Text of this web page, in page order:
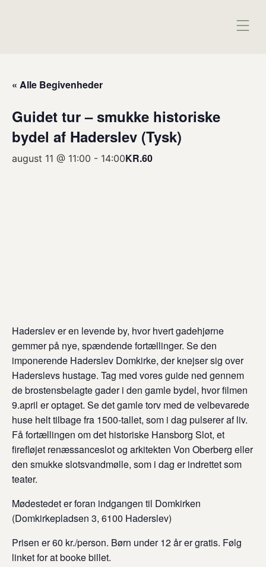
« Alle Begivenheder
Guidet tur – smukke historiske
bydel af Haderslev (Tysk)
august 11 @ 11:00 - 14:00KR.60
Haderslev er en levende by, hvor hvert gadehjørne
gemmer på nye, spændende fortællinger. Se den
imponerende Haderslev Domkirke, der knejser sig over
Haderslevs hustage. Tag med vores guide ned gennem
de brostensbelagte gader i den gamle bydel, hvor filmen
9.april er optaget. Se det gamle torv med de velbevarede
huse helt tilbage fra 1500-tallet, som i dag pulserer af liv.
Få fortællingen om det historiske Hansborg Slot, et
firefløjet renæssanceslot og arkitekten Von Oberberg eller
den smukke slotsvandmølle, som i dag er indrettet som
teater.
Mødestedet er foran indgangen til Domkirken
(Domkirkepladsen 3, 6100 Haderslev)
Prisen er 60 kr./person. Børn under 12 år er gratis. Følg
linket for at booke billet.